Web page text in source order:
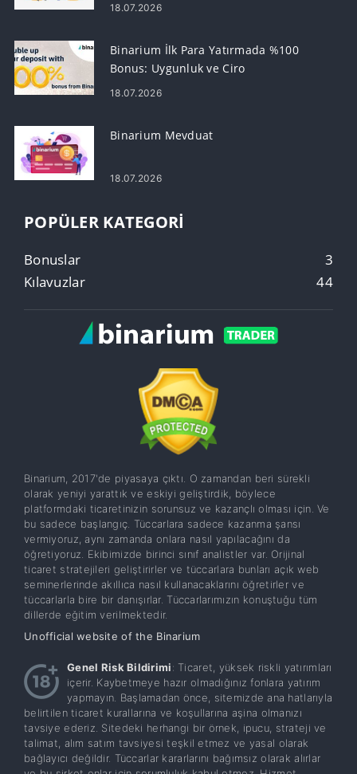
18.07.2026
Binarium İlk Para Yatırmada %100
Bonus: Uygunluk ve Ciro
18.07.2026
Binarium Mevduat
18.07.2026
POPÜLER KATEGORI
Bonuslar
3
Kılavuzlar
44
Binarium, 2017'de piyasaya çıktı. O zamandan beri sürekli
olarak yeniyi yarattık ve eskiyi geliştirdik, böylece
platformdaki ticaretinizin sorunsuz ve kazançlı olması için. Ve
bu sadece başlangıç. Tüccarlara sadece kazanma şansı
vermiyoruz, aynı zamanda onlara nasıl yapılacağını da
öğretiyoruz. Ekibimizde birinci sınıf analistler var. Orijinal
ticaret stratejileri geliştirirler ve tüccarlara bunları açık web
seminerlerinde akıllıca nasıl kullanacaklarını öğretirler ve
tüccarlarla bire bir danışırlar. Tüccarlarımızın konuştuğu tüm
dillerde eğitim verilmektedir.
Unofficial website of the Binarium
Genel Risk Bildirimi: Ticaret, yüksek riskli yatırımları
içerir. Kaybetmeye hazır olmadığınız fonlara yatırım
yapmayın. Başlamadan önce, sitemizde ana hatlarıyla
belirtilen ticaret kurallarına ve koşullarına aşina olmanızı
tavsiye ederiz. Sitedeki herhangi bir örnek, ipucu, strateji ve
talimat, alım satım tavsiyesi teşkil etmez ve yasal olarak
bağlayıcı değildir. Tüccarlar kararlarını bağımsız olarak alırlar